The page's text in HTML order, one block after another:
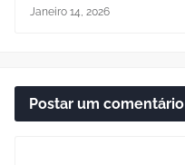
Janeiro 14, 2026
Postar um comentário